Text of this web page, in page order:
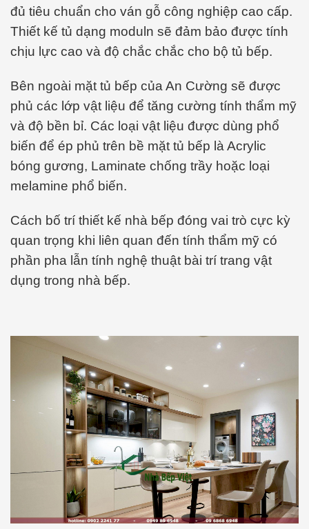
đủ tiêu chuẩn cho ván gỗ công nghiệp cao cấp.
Thiết kế tủ dạng moduln sẽ đảm bảo được tính
chịu lực cao và độ chắc chắc cho bộ tủ bếp.
Bên ngoài mặt tủ bếp của An Cường sẽ được
phủ các lớp vật liệu để tăng cường tính thẩm mỹ
và độ bền bỉ. Các loại vật liệu được dùng phổ
biến để ép phủ trên bề mặt tủ bếp là Acrylic
bóng gương, Laminate chống trầy hoặc loại
melamine phổ biến.
Cách bố trí thiết kế nhà bếp đóng vai trò cực kỳ
quan trọng khi liên quan đến tính thẩm mỹ có
phần pha lẫn tính nghệ thuật bài trí trang vật
dụng trong nhà bếp.